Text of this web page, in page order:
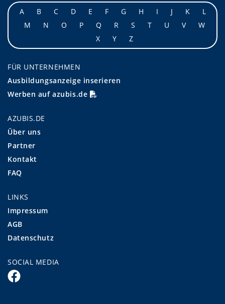
A
B C D E F G H I J K
L
M
N O P Q R S T U V
W
X
Y Z
FÜR UNTERNEHMEN
Ausbildungsanzeige inserieren
Werben auf azubis.de
AZUBIS.DE
Über uns
Partner
Kontakt
FAQ
LINKS
Impressum
AGB
Datenschutz
SOCIAL MEDIA